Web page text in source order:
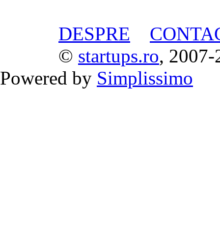
DESPRE
© startups.ro, 2007-
Powered by Simplissimo